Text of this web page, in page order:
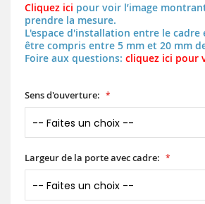
Cliquez ici pour voir l’image
prendre la mesure.
L'espace d'installation entre le
être compris entre 5 mm et 20 mm
Foire aux questions: cliquez ici pour
Sens d'ouverture:
Largeur de la porte avec cadre: